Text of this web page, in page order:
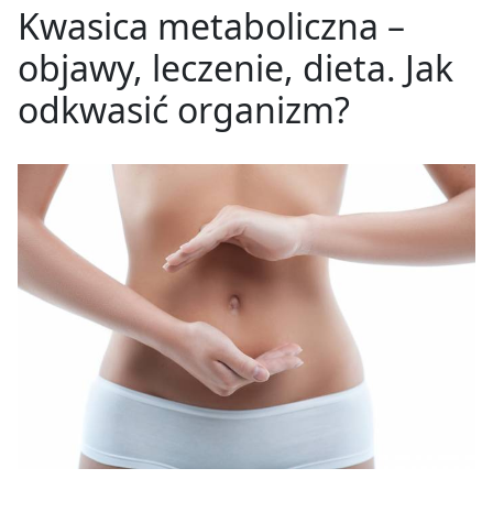
Kwasica metaboliczna –
objawy, leczenie, dieta. Jak
odkwasić organizm?